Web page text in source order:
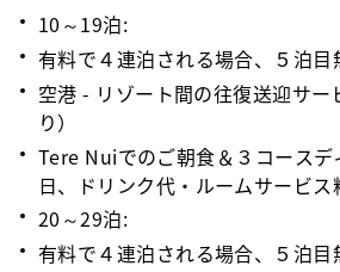
10～19泊:
有料で４連泊される場合、５泊目
空港 - リゾート間の往復送迎サー
り）
Tere Nuiでのご朝食＆３コースデ
日、ドリンク代・ルームサービス
20～29泊:
有料で４連泊される場合、５泊目